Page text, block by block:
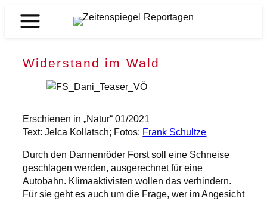
Inhalt
Zeitenspiegel
Widerstand im Wald
Erschienen in „Natur“ 01/2021
Text: Jelca Kollatsch; Fotos: Frank Schultze
Durch den Dannenröder Forst soll eine Schneise
geschlagen werden, ausgerechnet für eine
Autobahn. Klimaaktivisten wollen das verhindern.
Für sie geht es auch um die Frage, wer im Angesicht